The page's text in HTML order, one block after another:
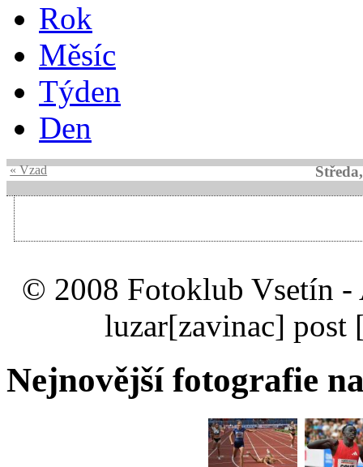
Rok
Měsíc
Týden
Den
« Vzad
© 2008 Fotoklub Vsetín -
luzar[zavinac] post
Nejnovější fotografie